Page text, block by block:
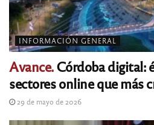
INFORMACIÓN GENERAL
Avance.Córdoba digital:
sectores online que más
29 de mayo de 2026